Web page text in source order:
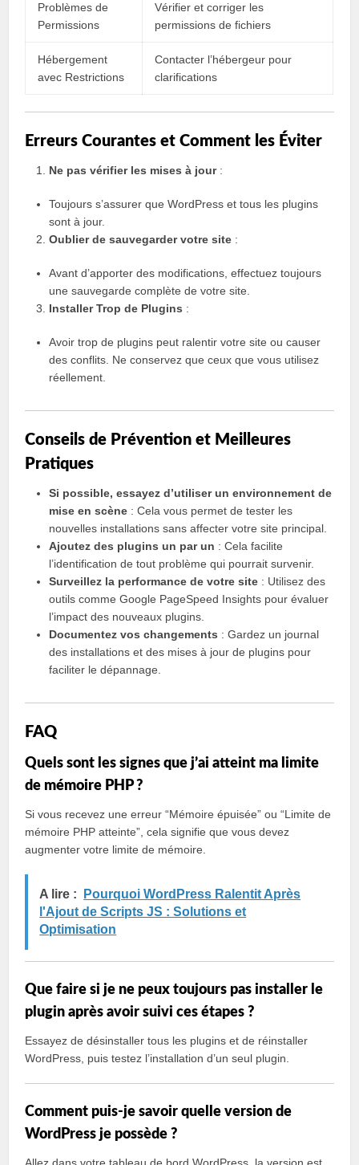
Problèmes de
Permissions
Vérifier et corriger les
permissions de fichiers
Hébergement
avec Restrictions
Contacter l’hébergeur pour
clarifications
Erreurs Courantes et Comment les Éviter
Ne pas vérifier les mises à jour:
Toujours s’assurer que WordPress et tous les plugins
sont à jour.
Oublier de sauvegarder votre site :
Avant d’apporter des modifications, effectuez toujours
une sauvegarde complète de votre site.
Installer Trop de Plugins :
Avoir trop de plugins peut ralentir votre site ou causer
des conflits. Ne conservez que ceux que vous utilisez
réellement.
Conseils de Prévention et Meilleures
Pratiques
Si possible, essayez d’utiliser un environnement de
mise en scène : Cela vous permet de tester les
nouvelles installations sans affecter votre site principal.
Ajoutez des plugins un par un : Cela facilite
l’identification de tout problème qui pourrait survenir.
Surveillez la performance de votre site : Utilisez des
outils comme Google PageSpeed Insights pour évaluer
l’impact des nouveaux plugins.
Documentez vos changements : Gardez un journal
des installations et des mises à jour de plugins pour
faciliter le dépannage.
FAQ
Quels sont les signes que j’ai atteint ma limite
de mémoire PHP ?
Si vous recevez une erreur “Mémoire épuisée” ou “Limite de
mémoire PHP atteinte”, cela signifie que vous devez
augmenter votre limite de mémoire.
A lire :
Pourquoi WordPress Ralentit Après
l'Ajout de Scripts JS : Solutions et
Optimisation
Que faire si je ne peux toujours pas installer le
plugin après avoir suivi ces étapes ?
Essayez de désinstaller tous les plugins et de réinstaller
WordPress, puis testez l’installation d’un seul plugin.
Comment puis-je savoir quelle version de
WordPress je possède ?